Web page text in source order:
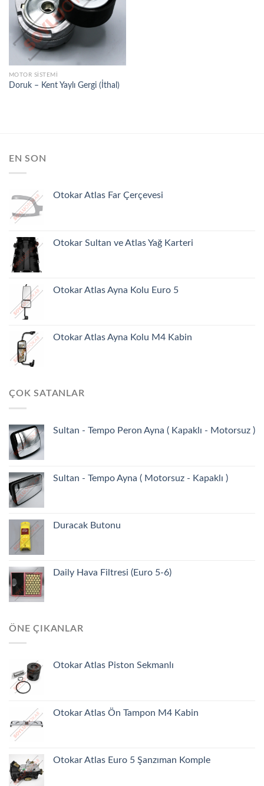
LISTEME
EKLE
MOTOR SISTEMI
Doruk – Kent Yaylı Gergi (İthal)
EN SON
Otokar Atlas Far Çerçevesi
Otokar Sultan ve Atlas Yağ Karteri
Otokar Atlas Ayna Kolu Euro 5
Otokar Atlas Ayna Kolu M4 Kabin
ÇOK SATANLAR
Sultan - Tempo Peron Ayna ( Kapaklı - Motorsuz )
Sultan - Tempo Ayna ( Motorsuz - Kapaklı )
Duracak Butonu
Daily Hava Filtresi (Euro 5-6)
ÖNE ÇIKANLAR
Otokar Atlas Piston Sekmanlı
Otokar Atlas Ön Tampon M4 Kabin
Otokar Atlas Euro 5 Şanzıman Komple